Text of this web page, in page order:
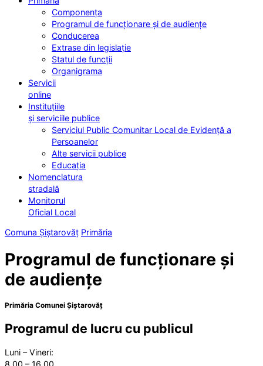
Componența
Programul de funcționare și de audiențe
Conducerea
Extrase din legislație
Statul de funcții
Organigrama
Servicii
online
Instituțiile
și serviciile publice
Serviciul Public Comunitar Local de Evidență a
Persoanelor
Alte servicii publice
Educația
Nomenclatura
stradală
Monitorul
Oficial Local
Comuna Șiștarovăț Primăria
Programul de funcționare și
de audiențe
Primăria Comunei Șiștarovăț
Programul de lucru cu publicul
Luni – Vineri:
8.00 – 16.00